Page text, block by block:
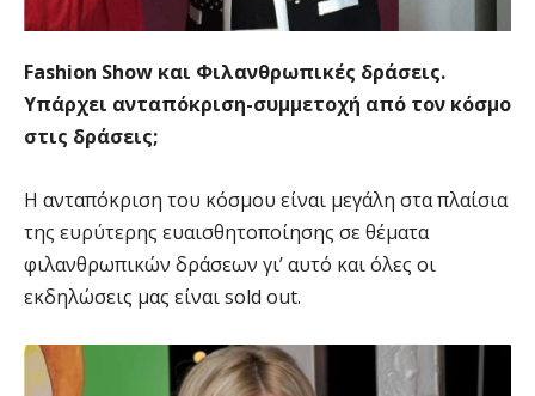
Fashion Show και Φιλανθρωπικές δράσεις.
Υπάρχει ανταπόκριση-συμμετοχή από τον κόσμο
στις δράσεις;
Η ανταπόκριση του κόσμου είναι μεγάλη στα πλαίσια
της ευρύτερης ευαισθητοποίησης σε θέματα
φιλανθρωπικών δράσεων γι’ αυτό και όλες οι
εκδηλώσεις μας είναι sold out.